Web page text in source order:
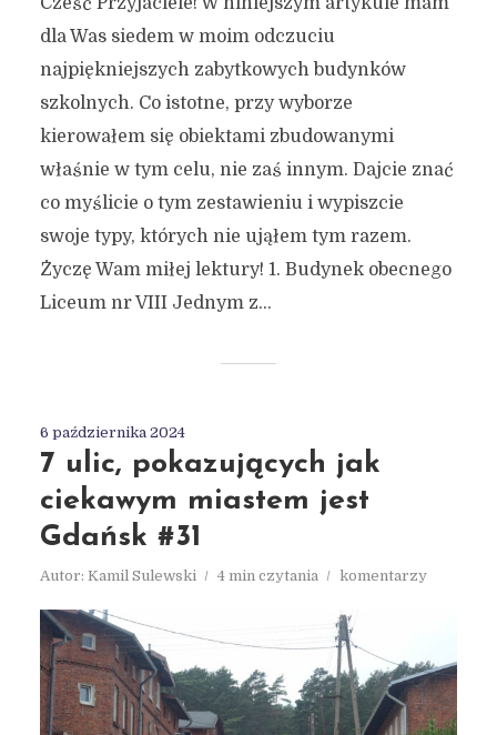
dla Was siedem w moim odczuciu
najpiękniejszych zabytkowych budynków
szkolnych. Co istotne, przy wyborze
kierowałem się obiektami zbudowanymi
właśnie w tym celu, nie zaś innym. Dajcie znać
co myślicie o tym zestawieniu i wypiszcie
swoje typy, których nie ująłem tym razem.
Życzę Wam miłej lektury! 1. Budynek obecnego
Liceum nr VIII Jednym z...
6 października 2024
7 ulic, pokazujących jak
ciekawym miastem jest
Gdańsk #31
Autor: Kamil Sulewski 4 min czytania komentarzy